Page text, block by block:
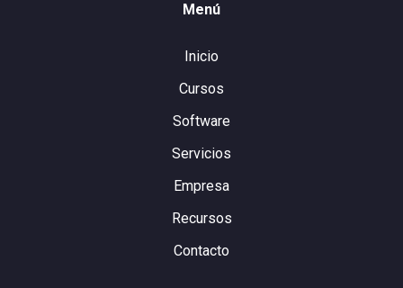
Menú
Inicio
Cursos
Software
Servicios
Empresa
Recursos
Contacto